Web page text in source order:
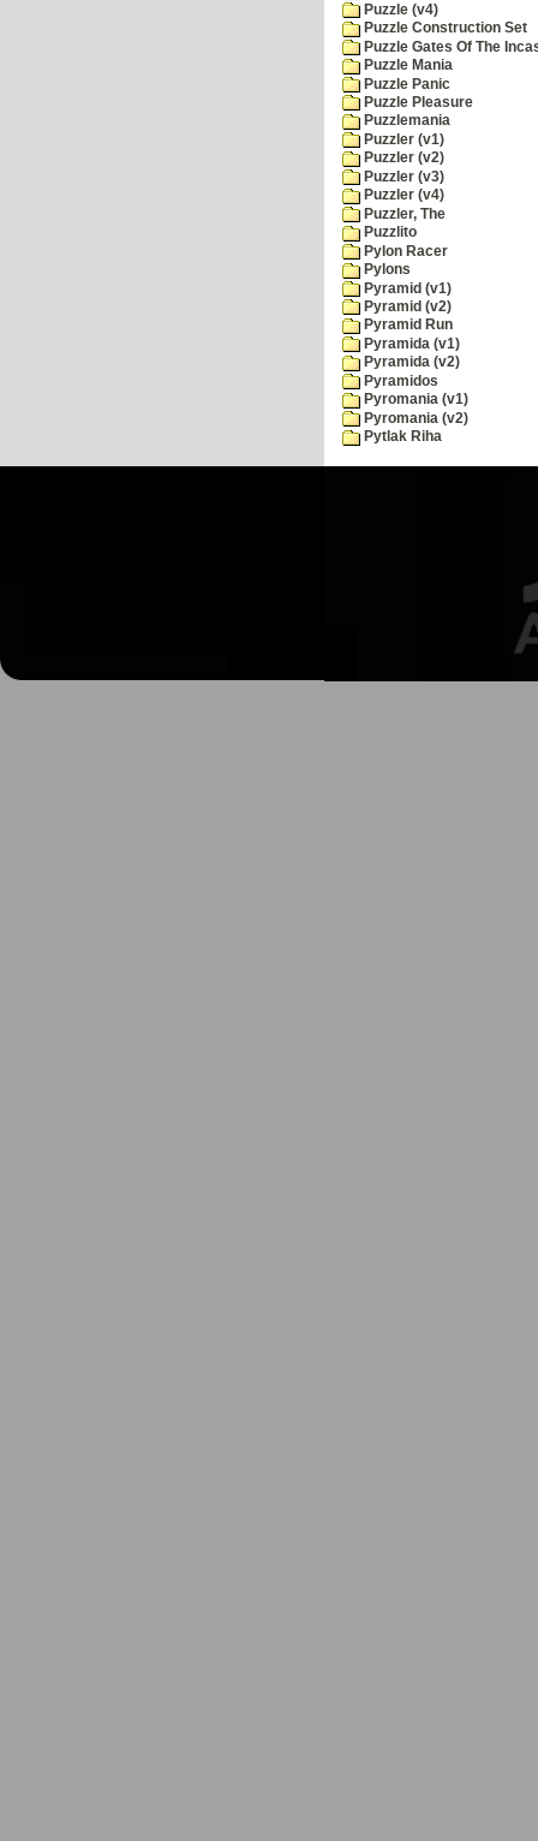
Puzzle (v4)
Puzzle Construction Set
Puzzle Gates Of The
Puzzle Mania
Puzzle Panic
Puzzle Pleasure
Puzzlemania
Puzzler (v1)
Puzzler (v2)
Puzzler (v3)
Puzzler (v4)
Puzzler, The
Puzzlito
Pylon Racer
Pylons
Pyramid (v1)
Pyramid (v2)
Pyramid Run
Pyramida (v1)
Pyramida (v2)
Pyramidos
Pyromania (v1)
Pyromania (v2)
Pytlak Riha